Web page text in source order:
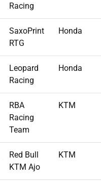
Racing
SaxoPrint
RTG
Honda
Leopard
Racing
Honda
RBA
Racing
Team
KTM
Red Bull
KTM Ajo
KTM